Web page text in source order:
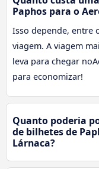
Paphos para o
Isso depende, entre
viagem. A viagem
leva para chegar
para economizar!
Quanto poderia
de bilhetes de
Lárnaca?